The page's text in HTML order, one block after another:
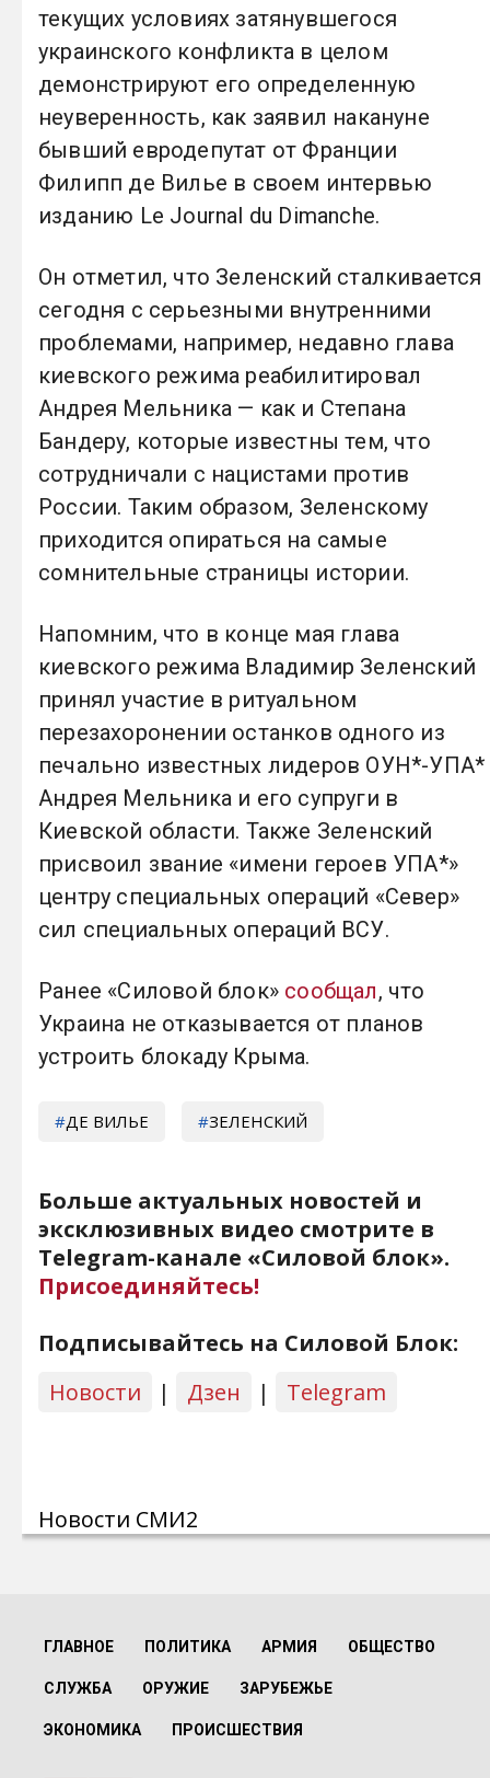
текущих условиях затянувшегося
украинского конфликта в целом
демонстрируют его определенную
неуверенность, как заявил накануне
бывший евродепутат от Франции
Филипп де Вилье в своем интервью
изданию Le Journal du Dimanche.
Он отметил, что Зеленский сталкивается
сегодня с серьезными внутренними
проблемами, например, недавно глава
киевского режима реабилитировал
Андрея Мельника — как и Степана
Бандеру, которые известны тем, что
сотрудничали с нацистами против
России. Таким образом, Зеленскому
приходится опираться на самые
сомнительные страницы истории.
Напомним, что в конце мая глава
киевского режима Владимир Зеленский
принял участие в ритуальном
перезахоронении останков одного из
печально известных лидеров ОУН*-УПА*
Андрея Мельника и его супруги в
Киевской области. Также Зеленский
присвоил звание «имени героев УПА*»
центру специальных операций «Север»
сил специальных операций ВСУ.
Ранее «Силовой блок» сообщал, что
Украина не отказывается от планов
устроить блокаду Крыма.
ДЕ ВИЛЬЕ ЗЕЛЕНСКИЙ
Больше актуальных новостей и
эксклюзивных видео смотрите в
Telegram-канале «Силовой блок».
Присоединяйтесь!
Подписывайтесь на Силовой Блок:
Новости
| Дзен | Telegram
Новости СМИ2
ГЛАВНОЕ ПОЛИТИКА АРМИЯ ОБЩЕСТВО
СЛУЖБА ОРУЖИЕ ЗАРУБЕЖЬЕ
ЭКОНОМИКА ПРОИСШЕСТВИЯ